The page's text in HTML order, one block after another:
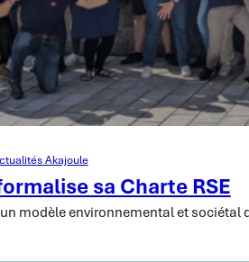
Akajoule
sa Charte RSE
un modèle environnemental et sociétal